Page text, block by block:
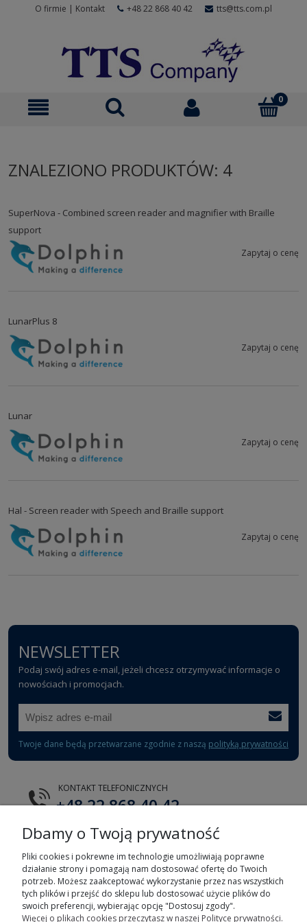
O firmie | Kontakt +48 22 868 40 42 tts@tts.com.pl
ZNALEZIONO PRODUKTÓW: 4
SuperNova - Combined screen reader and magnifier with Braille
support
Zapytaj o cenę
LunarPlus 8
Zapytaj o cenę
Lunar
Zapytaj o cenę
Hal - Screen reader with Speech and Braille support
Zapytaj o cenę
NEWSLETTER
Podaj swój adres e-mail, jeżeli chcesz otrzymywać informacje o
nowościach i promocjach.
Twoje dane będą przetwarzane zgodnie z naszą polityką prywatności
KONTAKT TELEFONICZNYCH
+48 22 868 40 42
E-MAIL
tts@tts.com.pl
Dbamy o Twoją prywatność
Pliki cookies i pokrewne im technologie umożliwiają poprawne
działanie strony i pomagają nam dostosować ofertę do Twoich
potrzeb. Możesz zaakceptować wykorzystanie przez nas wszystkich
tych plików i przejść do sklepu lub dostosować użycie plików do
swoich preferencji, wybierając opcję "Dostosuj zgody".
Więcej o plikach cookies przeczytasz w naszej Polityce prywatności.